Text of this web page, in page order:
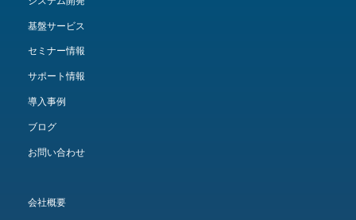
基盤サービス
セミナー情報
サポート情報
導入事例
ブログ
お問い合わせ
会社概要